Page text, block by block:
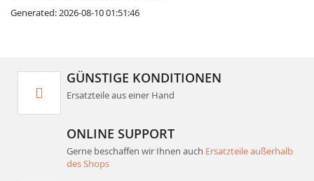
Generated: 2026-08-10 01:51:46
GÜNSTIGE KONDITIONEN
Ersatzteile aus einer Hand
ONLINE SUPPORT
Gerne beschaffen wir Ihnen auch Ersatzteile außerhalb
des Shops